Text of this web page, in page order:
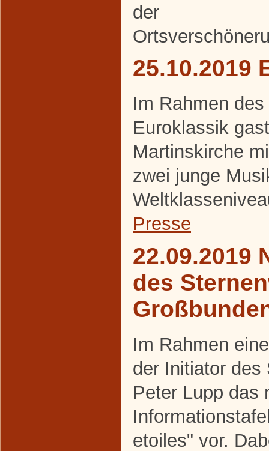
der
25.10.2019
Im Rahmen
Euroklassik
Martinskirche
zwei junge
Presse
22.09.2019
des
Im Rahmen
der Initiator des
Peter Lupp das
etoiles" vor.